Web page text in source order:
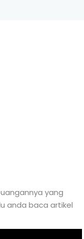
yang
anda baca artikel